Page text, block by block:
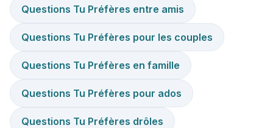
Questions Tu Préfères entre amis
Questions Tu Préfères pour les couples
Questions Tu Préfères en famille
Questions Tu Préfères pour ados
Questions Tu Préfères drôles